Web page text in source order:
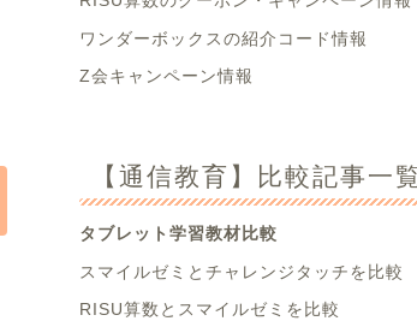
ワンダーボックスの紹介コード情報
Z会キャンペーン情報
【通信教育】比較記事一
タブレット学習教材比較
スマイルゼミとチャレンジタッチを比較
RISU算数とスマイルゼミを比較